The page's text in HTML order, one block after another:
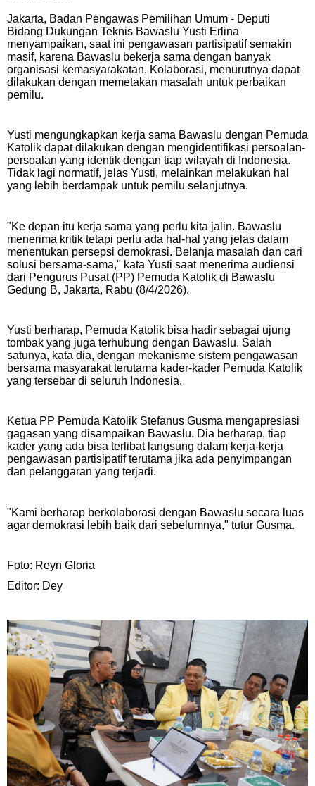
Jakarta, Badan Pengawas Pemilihan Umum - Deputi
Bidang Dukungan Teknis Bawaslu Yusti Erlina
menyampaikan, saat ini pengawasan partisipatif semakin
masif, karena Bawaslu bekerja sama dengan banyak
organisasi kemasyarakatan. Kolaborasi, menurutnya dapat
dilakukan dengan memetakan masalah untuk perbaikan
pemilu.
Yusti mengungkapkan kerja sama Bawaslu dengan Pemuda
Katolik dapat dilakukan dengan mengidentifikasi persoalan-
persoalan yang identik dengan tiap wilayah di Indonesia.
Tidak lagi normatif, jelas Yusti, melainkan melakukan hal
yang lebih berdampak untuk pemilu selanjutnya.
"Ke depan itu kerja sama yang perlu kita jalin. Bawaslu
menerima kritik tetapi perlu ada hal-hal yang jelas dalam
menentukan persepsi demokrasi. Belanja masalah dan cari
solusi bersama-sama," kata Yusti saat menerima audiensi
dari Pengurus Pusat (PP) Pemuda Katolik di Bawaslu
Gedung B, Jakarta, Rabu (8/4/2026).
Yusti berharap, Pemuda Katolik bisa hadir sebagai ujung
tombak yang juga terhubung dengan Bawaslu. Salah
satunya, kata dia, dengan mekanisme sistem pengawasan
bersama masyarakat terutama kader-kader Pemuda Katolik
yang tersebar di seluruh Indonesia.
Ketua PP Pemuda Katolik Stefanus Gusma mengapresiasi
gagasan yang disampaikan Bawaslu. Dia berharap, tiap
kader yang ada bisa terlibat langsung dalam kerja-kerja
pengawasan partisipatif terutama jika ada penyimpangan
dan pelanggaran yang terjadi.
"Kami berharap berkolaborasi dengan Bawaslu secara luas
agar demokrasi lebih baik dari sebelumnya," tutur Gusma.
Foto: Reyn Gloria
Editor: Dey